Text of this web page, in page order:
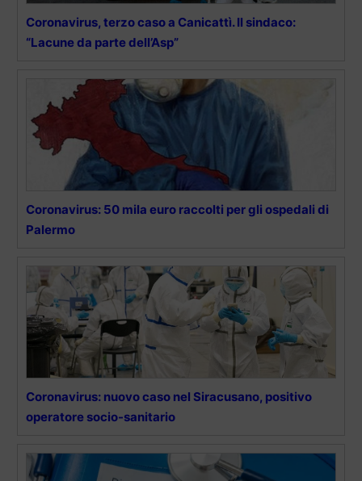
Coronavirus, terzo caso a Canicattì. Il sindaco:
“Lacune da parte dell’Asp”
Coronavirus: 50 mila euro raccolti per gli ospedali di
Palermo
Coronavirus: nuovo caso nel Siracusano, positivo
operatore socio-sanitario